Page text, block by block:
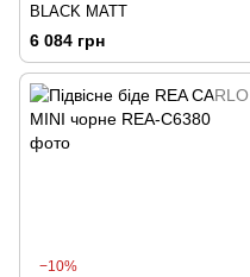
BLACK MATT
6 084 грн
−10%